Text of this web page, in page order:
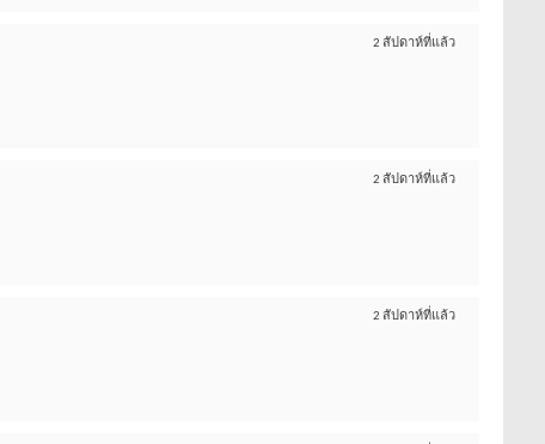
2 สัปดาห์ที่แล้ว
2 สัปดาห์ที่แล้ว
2 สัปดาห์ที่แล้ว